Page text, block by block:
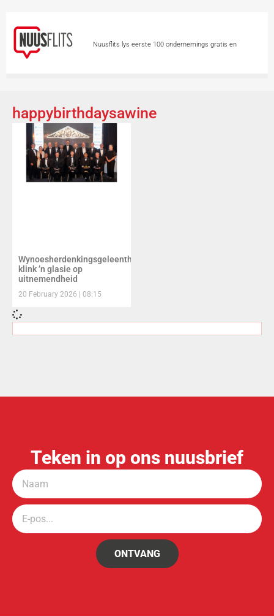
Nuusflits lys eerste 100 ondernemings gratis en
and PIC debt
Augustus teen MPV ingeënt
gesteek tydens rooftog op kleinhoewe
ander pleegsorg geplaas
happybirthdaysawine
Wynoesherdenkingsgeleentheid
klink ’n glasie op
uitnemendheid
20 February 2026 08:15
Teken in op ons nuusbrief
ONTVANG